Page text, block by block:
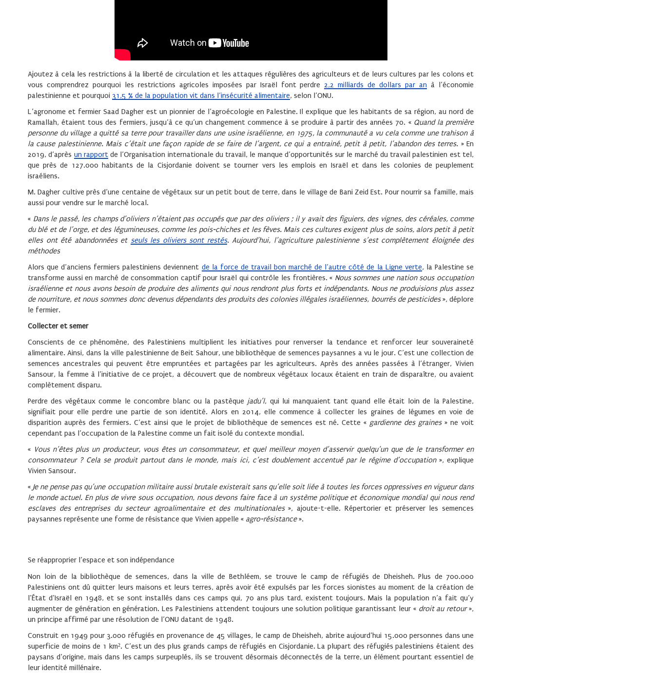
Ajoutez à cela les restrictions à la liberté de circulation et les attaques régulières des agriculteurs et de leurs cultures par les colons et
vous comprendrez pourquoi les restrictions agricoles imposées par Israël font perdre 2,2 milliards de dollars par an à l’économie
palestinienne et pourquoi 31,5 % de la population vit dans l’insécurité alimentaire, selon l’ONU.
L’agronome et fermier Saad Dagher est un pionnier de l’agroécologie en Palestine. Il explique que les habitants de sa région, au nord de
Ramallah, étaient tous des fermiers, jusqu’à ce qu’un changement commence à se produire à partir des années 70. « Quand la première
personne du village a quitté sa terre pour travailler dans une usine israélienne, en 1975, la communauté a vu cela comme une trahison à
la cause palestinienne. Mais c’était une façon rapide de se faire de l’argent, ce qui a entrainé, petit à petit, l’abandon des terres. » En
2019, d’après un rapportde l’Organisation internationale du travail, le manque d’opportunités sur le marché du travail palestinien est tel,
que près de 127.000 habitants de la Cisjordanie doivent se tourner vers les emplois en Israël et dans les colonies de peuplement
israéliens.
M. Dagher cultive près d’une centaine de végétaux sur un petit bout de terre, dans le village de Bani Zeid Est. Pour nourrir sa famille, mais
aussi pour vendre sur le marché local.
« Dans le passé, les champs d’oliviers n’étaient pas occupés que par des oliviers ; il y avait des figuiers, des vignes, des céréales, comme
du blé et de l’orge, et des légumineuses, comme les pois-chiches et les fèves. Mais ces cultures exigent plus de soins, alors petit à petit
elles ont été abandonnées et seuls les oliviers sont restés. Aujourd’hui, l’agriculture palestinienne s’est complètement éloignée des
méthodes
Alors que d’anciens fermiers palestiniens deviennent de la force de travail bon marché de l’autre côté de la Ligne verte, la Palestine se
transforme aussi en marché de consommation captif pour Israël qui contrôle les frontières. « Nous sommes une nation sous occupation
israélienne et nous avons besoin de produire des aliments qui nous rendront plus forts et indépendants. Nous ne produisions plus assez
de nourriture, et nous sommes donc devenus dépendants des produits des colonies illégales israéliennes, bourrés de pesticides», déplore
le fermier.
Collecter et semer
Conscients de ce phénomène, des Palestiniens multiplient les initiatives pour renverser la tendance et renforcer leur souveraineté
alimentaire. Ainsi, dans la ville palestinienne de Beit Sahour, une bibliothèque de semences paysannes a vu le jour. C’est une collection de
semences ancestrales qui peuvent être empruntées et partagées par les agriculteurs. Après des années passées à l’étranger, Vivien
Sansour, la femme à l’initiative de ce projet, a découvert que de nombreux végétaux locaux étaient en train de disparaître, ou avaient
complètement disparu.
Perdre des végétaux comme le concombre blanc ou la pastèque jadu’l, qui lui manquaient tant quand elle était loin de la Palestine,
signifiait pour elle perdre une partie de son identité. Alors en 2014, elle commence à collecter les graines de légumes en voie de
disparition auprès des fermiers. C’est ainsi que le projet de bibliothèque de semences est né. Cette « gardienne des graines» ne voit
cependant pas l’occupation de la Palestine comme un fait isolé du contexte mondial.
« Vous n’êtes plus un producteur, vous êtes un consommateur, et quel meilleur moyen d’asservir quelqu’un que de le transformer en
consommateur ? Cela se produit partout dans le monde, mais ici, c’est doublement accentué par le régime d’occupation», explique
Vivien Sansour.
« Je ne pense pas qu’une occupation militaire aussi brutale existerait sans qu’elle soit liée à toutes les forces oppressives en vigueur dans
le monde actuel. En plus de vivre sous occupation, nous devons faire face à un système politique et économique mondial qui nous rend
esclaves des entreprises du secteur agroalimentaire et des multinationales», ajoute-t-elle. Répertorier et préserver les semences
paysannes représente une forme de résistance que Vivien appelle « agro-résistance».
Se réapproprier l’espace et son indépendance
Non loin de la bibliothèque de semences, dans la ville de Bethléem, se trouve le camp de réfugiés de Dheisheh. Plus de 700.000
Palestiniens ont dû quitter leurs maisons et leurs terres, après avoir été expulsés par les forces sionistes au moment de la création de
l’État d’Israël en 1948, et se sont installés dans ces camps qui, 70 ans plus tard, existent toujours. Mais la population n’a fait qu’y
augmenter de génération en génération. Les Palestiniens attendent toujours une solution politique garantissant leur « droit au retour»,
un principe affirmé par une résolution de l’ONU datant de 1948.
Construit en 1949 pour 3.000 réfugiés en provenance de 45 villages, le camp de Dheisheh, abrite aujourd’hui 15.000 personnes dans une
superficie de moins de 1 km². C’est un des plus grands camps de réfugiés en Cisjordanie. La plupart des réfugiés palestiniens étaient des
paysans d’origine, mais dans les camps surpeuplés, ils se trouvent désormais déconnectés de la terre, un élément pourtant essentiel de
leur identité millénaire.